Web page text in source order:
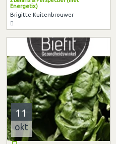
Energetix)
Brigitte Kuitenbrouwer
11
okt